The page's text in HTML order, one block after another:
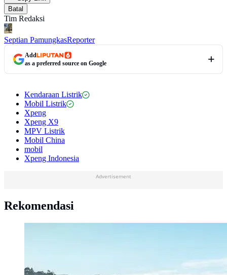
Batal
Tim Redaksi
Septian PamungkasReporter
Add
as a preferred source on Google
Kendaraan Listrik
Mobil Listrik
Xpeng
Xpeng X9
MPV Listrik
Mobil China
mobil
Xpeng Indonesia
Advertisement
Rekomendasi